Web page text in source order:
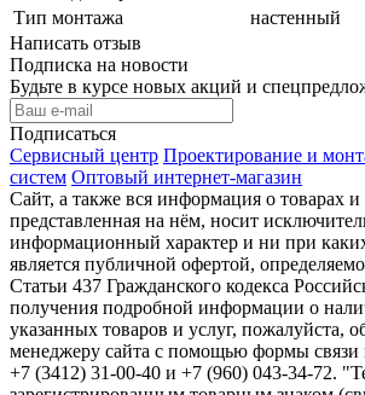
Тип монтажа
настенный
Написать отзыв
Подписка на новости
Будьте в курсе новых акций и
Подписаться
Сервисный центр Проектирование и
систем Оптовый интернет-магазин
Сайт, а также вся информация о товарах и
представленная на нём, носит
информационный характер и ни при
является публичной офертой,
Статьи 437 Гражданского кодекса
получения подробной информации о
указанных товаров и услуг, пожалуйста,
менеджеру сайта с помощью формы связи
+7 (3412) 31-00-40 и +7 (960) 043-34-72.